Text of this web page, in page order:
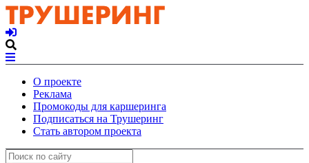
О проекте
Реклама
Промокоды для каршеринга
Подписаться на Трушеринг
Стать автором проекта